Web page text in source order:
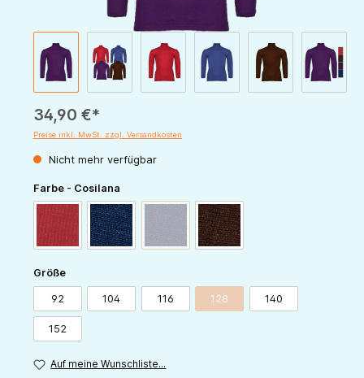
34,90 €*
Preise inkl. MwSt. zzgl. Versandkosten
Nicht mehr verfügbar
Farbe - Cosilana
marine pflaume
(Diese Option ist zurzeit nicht verfügbar.)
schoko
Größeauswählen
92 104 116 128(Diese Option ist zurzeit nicht
140
152
Auf meine Wunschliste...